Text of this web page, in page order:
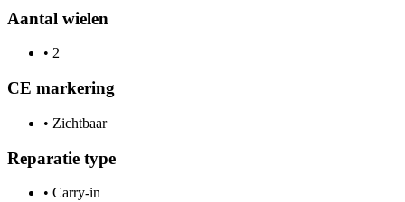
Aantal wielen
• 2
CE markering
• Zichtbaar
Reparatie type
• Carry-in